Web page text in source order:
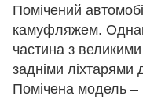
Помічений
камуфляжем.
частина з
задніми ліхтарями
Помічена модель –